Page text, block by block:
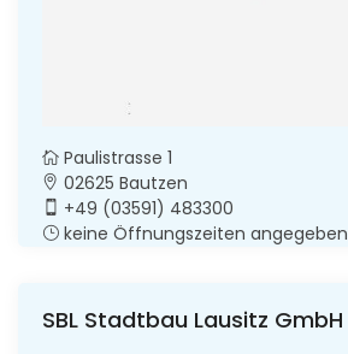
Paulistrasse 1
02625 Bautzen
+49 (03591) 483300
keine Öffnungszeiten angegeben
SBL Stadtbau Lausitz GmbH